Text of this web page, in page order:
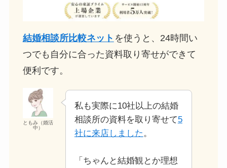
結婚相談所比較ネット を使うと、24時間い
つでも自分に合った資料取り寄せができて
便利です。
ともみ（婚活
中）
私も実際に10社以上の結婚
相談所の資料を取り寄せて5
社に来店しました。
「ちゃんと結婚観とか理想